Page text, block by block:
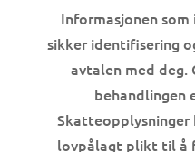
Informasjonen
sikker identifisering
avtalen med deg.
behandlingen
lovpålagt plikt til å